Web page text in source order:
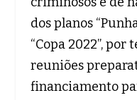
dos planos
“Copa 2022”,
reuniões
financiamento